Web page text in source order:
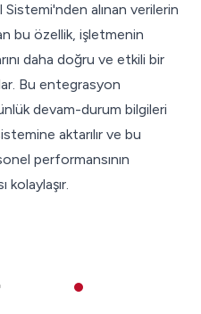
alınan verilerin
bu özellik, işletmenin
daha doğru ve etkili bir
Bu entegrasyon
devam-durum bilgileri
aktarılır ve bu
performansının
kolaylaşır.